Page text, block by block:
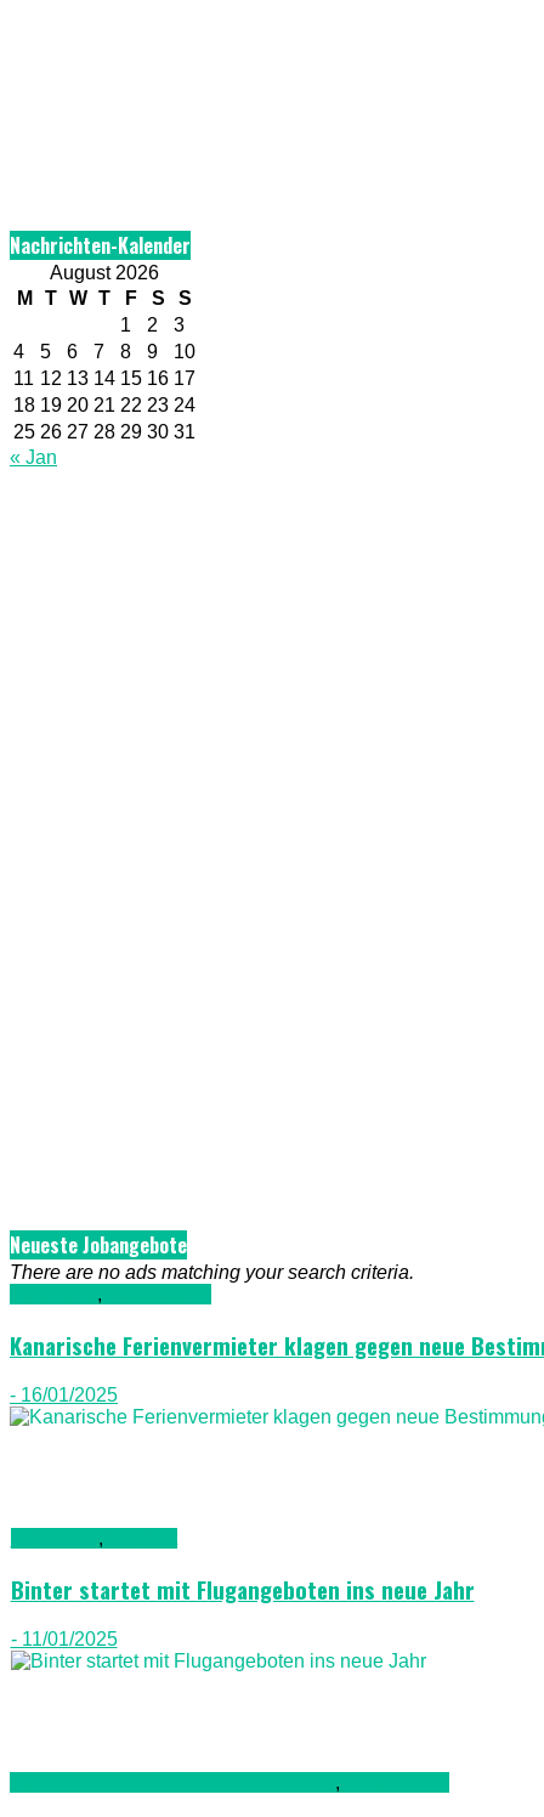
Nachrichten-Kalender
August 2026
M
T W T F S
S
1
2
3
4
5 6 7 8 9
10
11 12 13 14 15 16 17
18 19 20 21 22 23 24
25 26 27 28 29 30 31
« Jan
Neueste Jobangebote
There are no ads matching your search criteria.
,
Kanarische Ferienvermieter klagen gegen neue
- 16/01/2025
,
Binter startet mit Flugangeboten ins neue Jahr
- 11/01/2025
,